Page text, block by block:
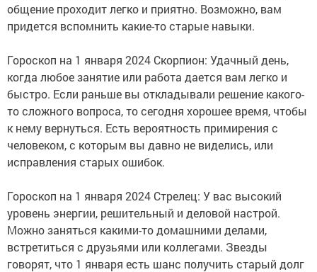
общение проходит легко и приятно. Возможно, вам
придется вспомнить какие-то старые навыки.
Гороскоп на 1 января 2024 Скорпион: Удачный день,
когда любое занятие или работа дается вам легко и
быстро. Если раньше вы откладывали решение какого-
то сложного вопроса, то сегодня хорошее время, чтобы
к нему вернуться. Есть вероятность примирения с
человеком, с которым вы давно не виделись, или
исправления старых ошибок.
Гороскоп на 1 января 2024 Стрелец: У вас высокий
уровень энергии, решительный и деловой настрой.
Можно заняться какими-то домашними делами,
встретиться с друзьями или коллегами. Звезды
говорят, что 1 января есть шанс получить старый долг